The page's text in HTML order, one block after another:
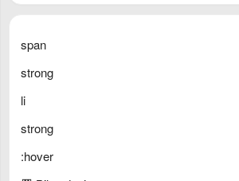
span
strong
li
strong
:hover